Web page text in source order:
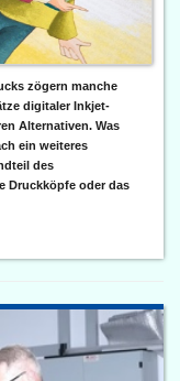
zögern manche
digitaler Inkjet-
Alternativen. Was
ein weiteres
des
Druckköpfe oder das